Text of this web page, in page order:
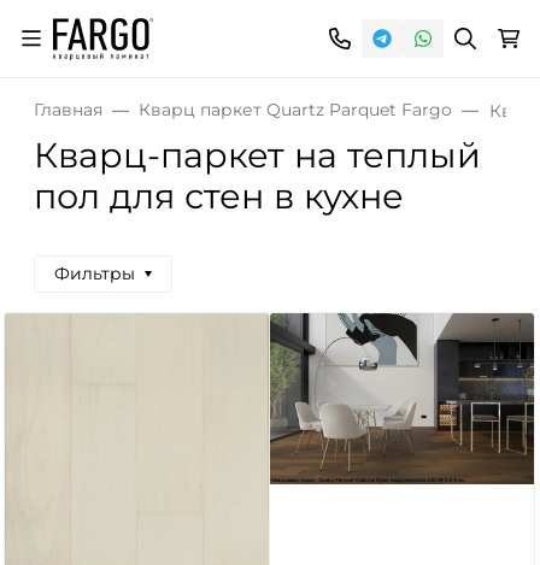
Главная Кварц паркет Quartz Parquet Fargo
Кварц-паркет на теплый
пол для стен в кухне
Фильтры